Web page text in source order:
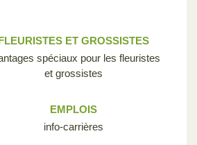
ET GROSSISTES
spéciaux pour les fleuristes
et grossistes
EMPLOIS
info-carrières